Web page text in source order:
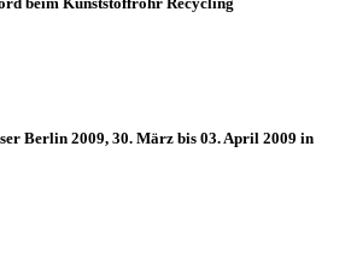
Berlin 2009, 30. März bis 03. April 2009 in